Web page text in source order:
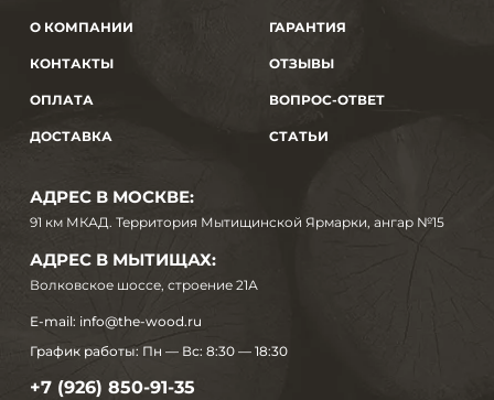
О КОМПАНИИ
КОНТАКТЫ
ОПЛАТА
ДОСТАВКА
ГАРАНТИЯ
ОТЗЫВЫ
ВОПРОС-ОТВЕТ
СТАТЬИ
АДРЕС В МОСКВЕ:
91 км МКАД. Территория Мытищинской Ярмарки, ангар №15
АДРЕС В МЫТИЩАХ:
Волковское шоссе, строение 21А
E-mail: info@the-wood.ru
График работы: Пн — Вс: 8:30 — 18:30
+7 (926) 850-91-35